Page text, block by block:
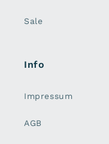
Sale
Info
Impressum
AGB